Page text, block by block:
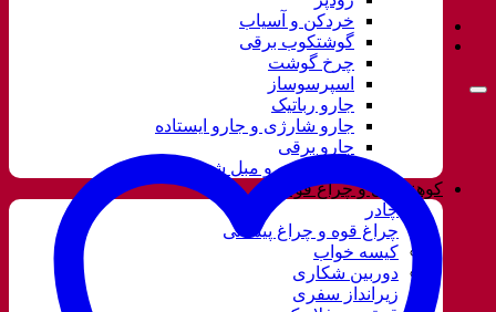
خردکن و آسیاب
گوشتکوب برقی
چرخ گوشت
اسپرسوساز
جارو رباتیک
جارو شارژی و جارو ایستاده
جارو برقی
فرش شور و مبل شور
کوهنوردی و چراغ قوه
چادر
چراغ قوه و چراغ پیشانی
کیسه خواب
دوربین شکاری
زیرانداز سفری